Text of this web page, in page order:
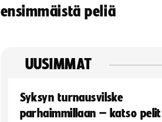
ensimmäistä peliä
UUSIMMAT
Syksyn turnausvilske
parhaimmillaan – katso pelit